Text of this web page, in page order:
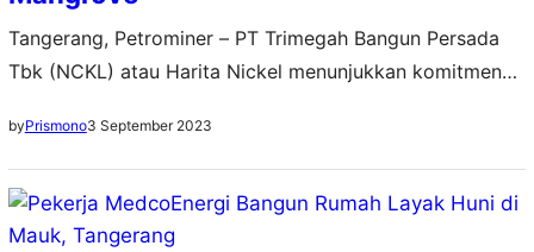
Tangerang, Petrominer – PT Trimegah Bangun Persada
Tbk (NCKL) atau Harita Nickel menunjukkan komitmen
iklim. Aksi kali ini dilakukan bersama Kementerian
Koordinator Bidang Kemaritiman dan Investasi (Kemenko
Marves) lewat kegiatan Penanaman Mangrove #Bersama
Hijaukan Indonesia di Ketapang Urban Aquaculture,
byPrismono3 September 2023